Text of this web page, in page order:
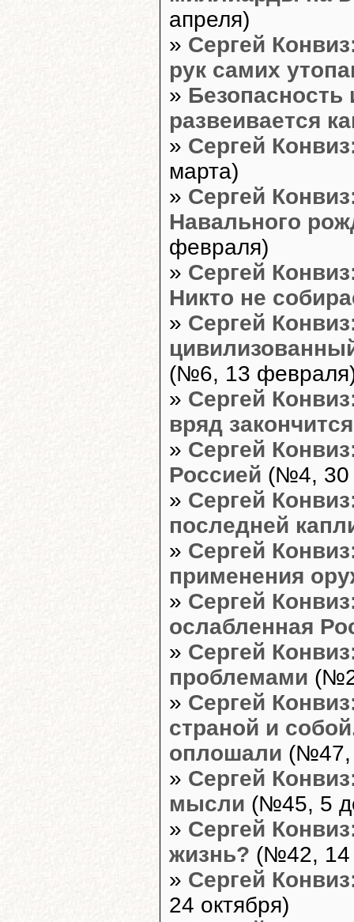
апреля)
» Сергей
рук самих
» Безопасность
развеивается
» Сергей
марта)
» Сергей
Навального
февраля)
» Сергей
Никто не
» Сергей
(№6, 13
» Сергей
вряд
» Сергей
Россией (№4, 30
» Сергей
последней
» Сергей
применения
» Сергей
ослабленная
» Сергей
проблемами
» Сергей
страной и
оплошали (№47,
» Сергей
мысли (№45, 5
» Сергей
жизнь? (№42, 14
» Сергей
24 октября)